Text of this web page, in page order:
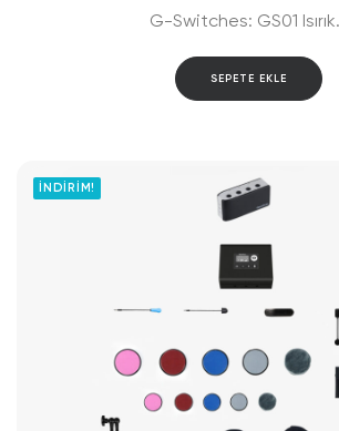
G-Switches: GS01
SEPETE EKLE
İNDIRIM!